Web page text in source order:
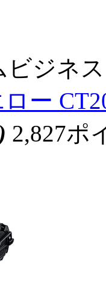
ビジネ
ー
2,827ポ